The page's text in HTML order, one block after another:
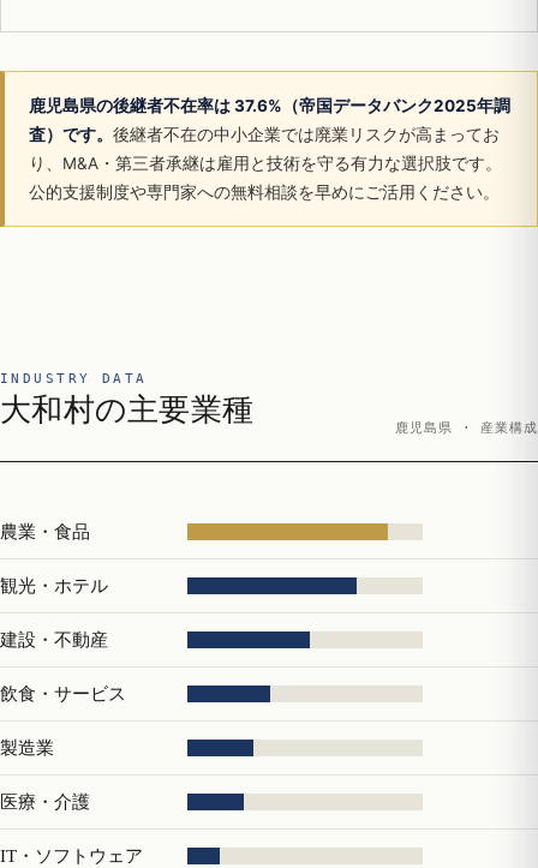
鹿児島県の後継者不在率は 37.6%（帝国データバンク2025年調
査）です。 後継者不在の中小企業では廃業リスクが高まってお
り、M&A・第三者承継は雇用と技術を守る有力な選択肢です。
公的支援制度や専門家への無料相談を早めにご活用ください。
INDUSTRY DATA
大和村の主要業種
鹿児島県 · 産業構成
農業・食品
観光・ホテル
建設・不動産
飲食・サービス
製造業
医療・介護
IT・ソフトウェア